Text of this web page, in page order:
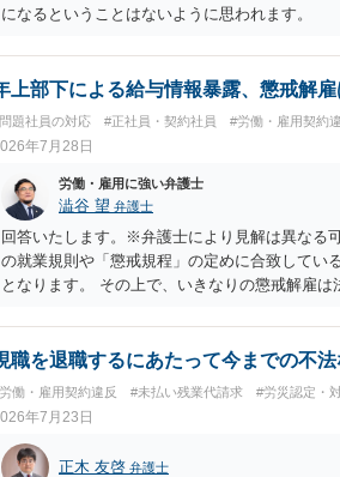
になるということはないように思われます。
上部下による給与情報暴露、懲戒解
題社員の対応 #正社員・契約社員 #労働・雇用契約
年7月28日
労働・雇用に強い弁護士
澁谷 望 弁護士
回答いたします。※弁護士により見解は異なる
の就業規則や「懲戒規程」の定めに合致してい
となります。 その上で、いきなりの懲戒解雇
せ、誤認した他部署への適切なフォローや周知
内で周知される手続があるのならば、それによ
（ただし、金額は多額にならない可能性があり
職を退職するにあたって今までの不
働・雇用契約違反 #未払い残業代請求 #労災認定・
年7月23日
正木 友啓 弁護士